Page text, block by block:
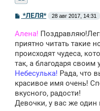
С
б
щ
е
н
и
*ЛЕЛЯ* 28 авг 2017, 14:31
Алена!
приятно читать такие
происходят чудеса,
так, а благодаря своим
Небесулька! Рада, что
красивое имя очень!
вкусного, радости!
Девочки, у вас же